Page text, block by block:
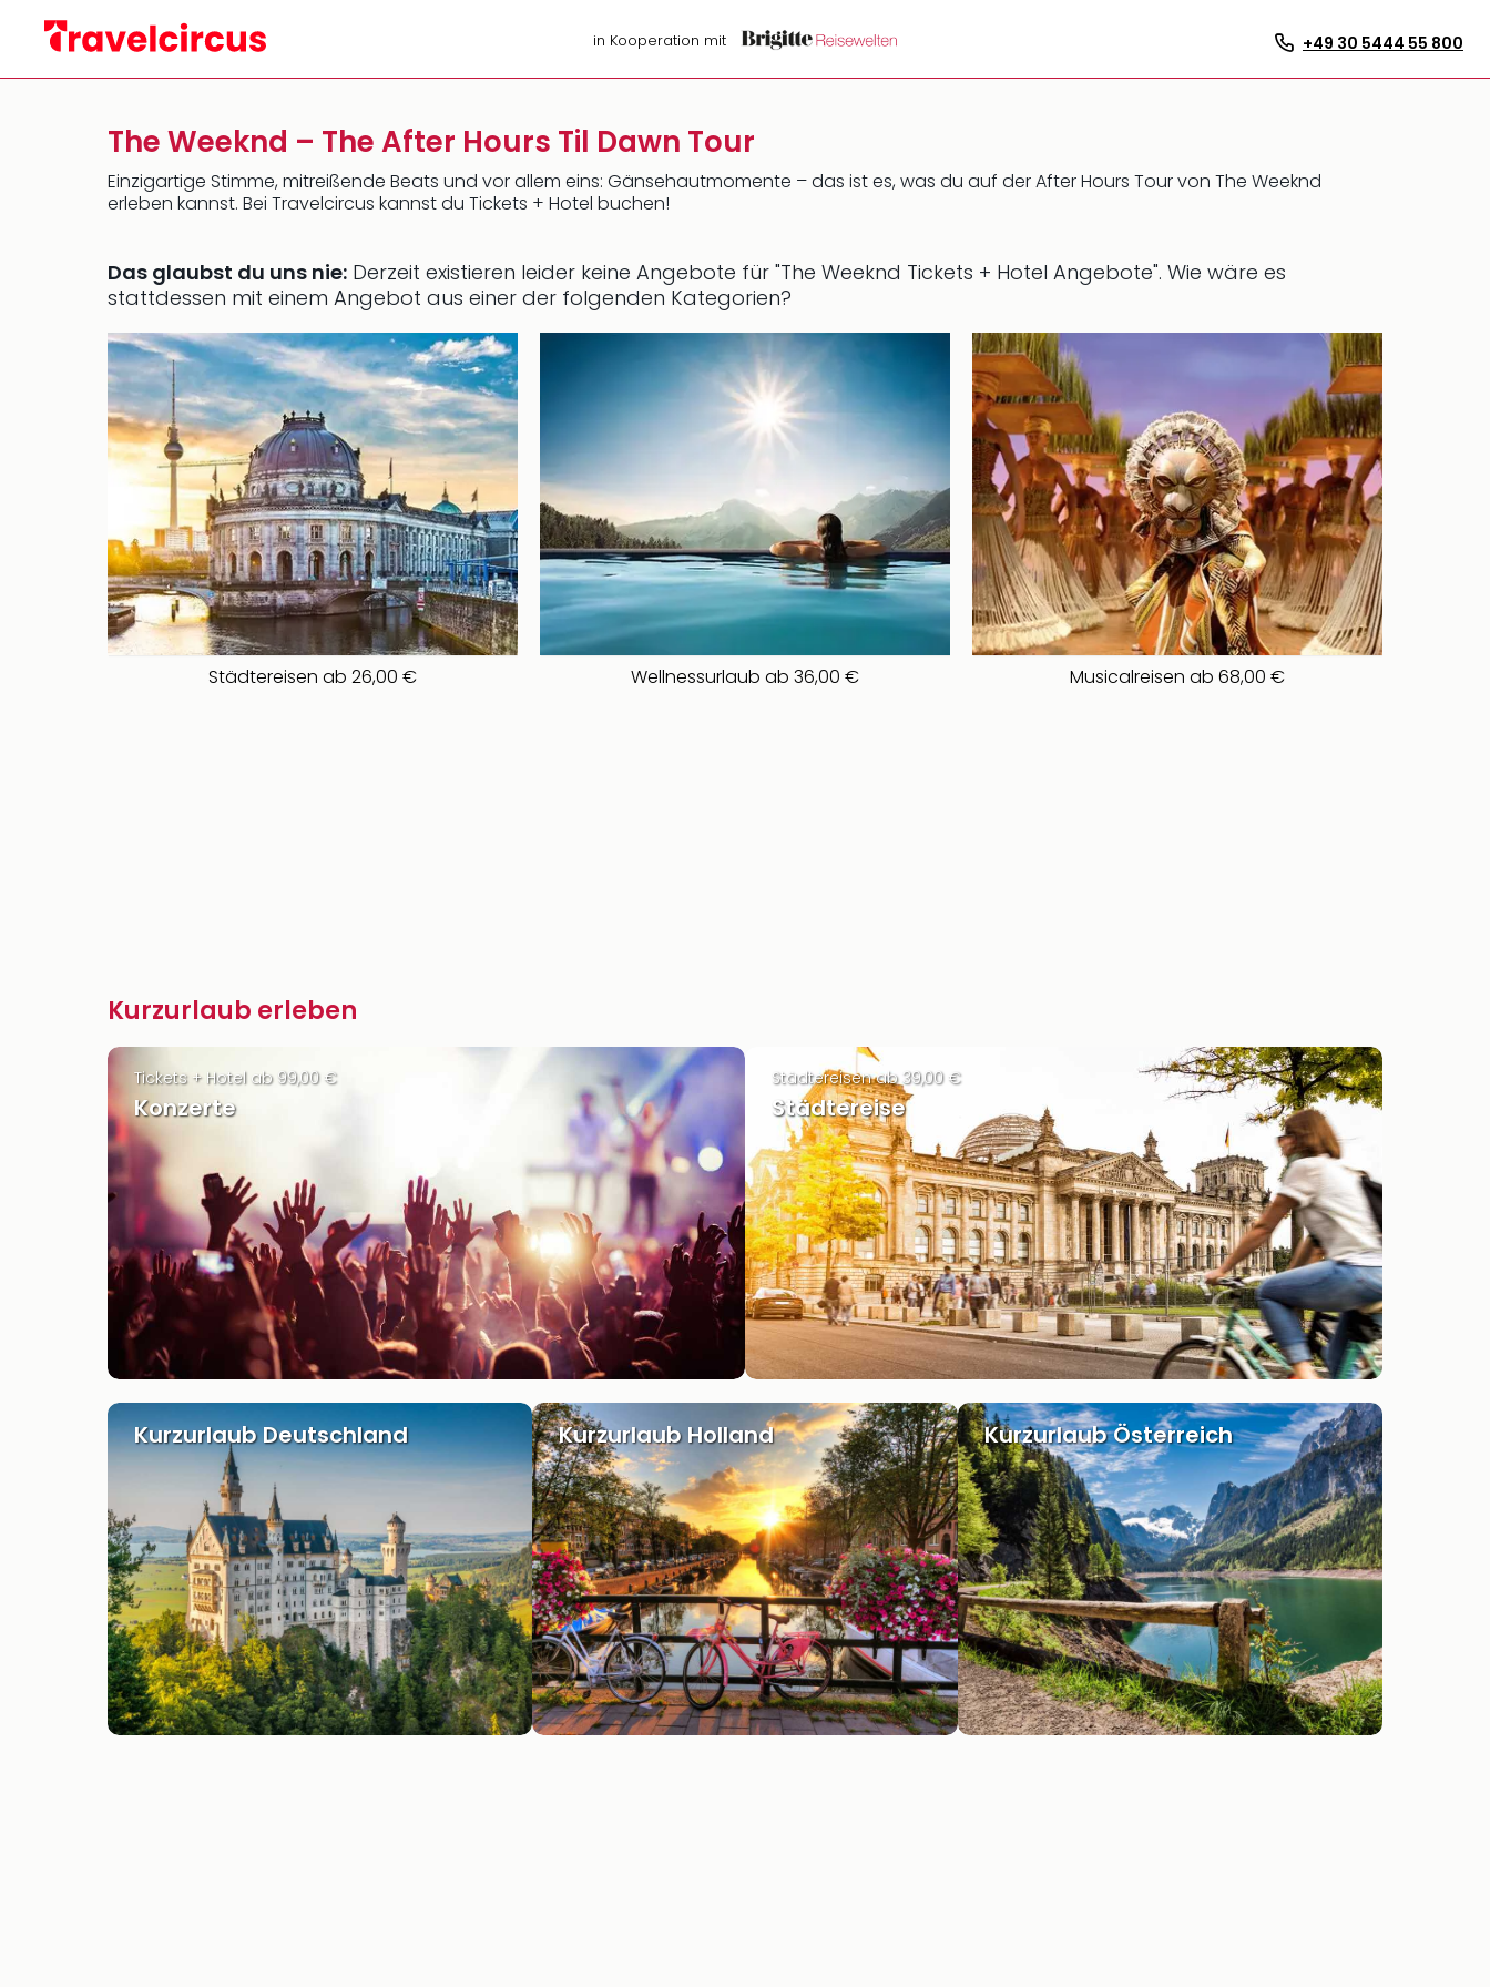
in Kooperation mit +49 30 5444 55 800
The Weeknd – The After Hours Til Dawn Tour
Einzigartige Stimme, mitreißende Beats und vor allem eins: Gänsehautmomente – das ist es, was du auf der After Hours Tour von The Weeknd
erleben kannst. Bei Travelcircus kannst du Tickets + Hotel buchen!
Das glaubst du uns nie: Derzeit existieren leider keine Angebote für "The Weeknd Tickets + Hotel Angebote". Wie wäre es
stattdessen mit einem Angebot aus einer der folgenden Kategorien?
Städtereisen ab 26,00 € Wellnessurlaub ab 36,00 € Musicalreisen ab 68,00 €
Kurzurlaub erleben
Tickets + Hotel ab 99,00 €
Konzerte
Städtereisen ab 39,00 €
Städtereise
Kurzurlaub Deutschland Kurzurlaub Holland Kurzurlaub Österreich